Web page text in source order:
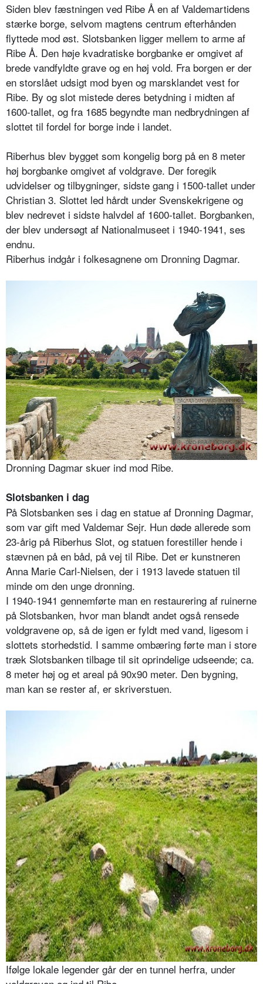
Siden blev fæstningen ved Ribe Å en af Valdemartidens
stærke borge, selvom magtens centrum efterhånden
flyttede mod øst. Slotsbanken ligger mellem to arme af
Ribe Å. Den høje kvadratiske borgbanke er omgivet af
brede vandfyldte grave og en høj vold. Fra borgen er der
en storslået udsigt mod byen og marsklandet vest for
Ribe. By og slot mistede deres betydning i midten af
1600-tallet, og fra 1685 begyndte man nedbrydningen af
slottet til fordel for borge inde i landet.
Riberhus blev bygget som kongelig borg på en 8 meter
høj borgbanke omgivet af voldgrave. Der foregik
udvidelser og tilbygninger, sidste gang i 1500-tallet under
Christian 3. Slottet led hårdt under Svenskekrigene og
blev nedrevet i sidste halvdel af 1600-tallet. Borgbanken,
der blev undersøgt af Nationalmuseet i 1940-1941, ses
endnu.
Riberhus indgår i folkesagnene om Dronning Dagmar.
Dronning Dagmar skuer ind mod Ribe.
Slotsbanken i dag
På Slotsbanken ses i dag en statue af Dronning Dagmar,
som var gift med Valdemar Sejr. Hun døde allerede som
23-årig på Riberhus Slot, og statuen forestiller hende i
stævnen på en båd, på vej til Ribe. Det er kunstneren
Anna Marie Carl-Nielsen, der i 1913 lavede statuen til
minde om den unge dronning.
I 1940-1941 gennemførte man en restaurering af ruinerne
på Slotsbanken, hvor man blandt andet også rensede
voldgravene op, så de igen er fyldt med vand, ligesom i
slottets storhedstid. I samme ombæring førte man i store
træk Slotsbanken tilbage til sit oprindelige udseende; ca.
8 meter høj og et areal på 90x90 meter. Den bygning,
man kan se rester af, er skriverstuen.
Ifølge lokale legender går der en tunnel herfra, under